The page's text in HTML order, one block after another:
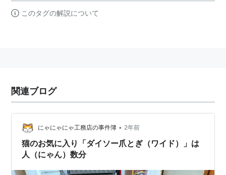
このタグの解説について
関連ブログ
にゃにゃにゃ工務店の事件簿 • 2年前
猫のお気に入り「ダイソー爪とぎ（ワイド）」は
人（にゃん）数分